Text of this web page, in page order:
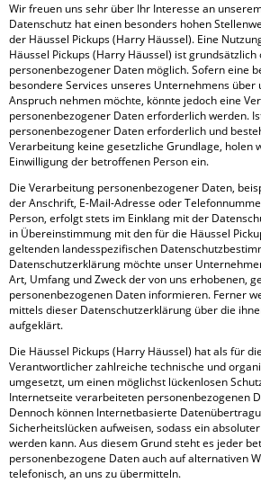
Wir freuen uns sehr über Ihr Interesse an
Datenschutz hat einen besonders hohen
der Häussel Pickups (Harry Häussel). Eine
Häussel Pickups (Harry Häussel) ist grundsätzlich
personenbezogener Daten möglich. Sofern eine
besondere Services unseres Unternehmens
Anspruch nehmen möchte, könnte jedoch eine
personenbezogener Daten erforderlich werden.
personenbezogener Daten erforderlich und
Verarbeitung keine gesetzliche Grundlage, holen
Einwilligung der betroffenen Person ein.
Die Verarbeitung personenbezogener Daten,
der Anschrift, E-Mail-Adresse oder
Person, erfolgt stets im Einklang mit der
in Übereinstimmung mit den für die Häussel
geltenden landesspezifischen
Datenschutzerklärung möchte unser
Art, Umfang und Zweck der von uns erhobenen,
personenbezogenen Daten informieren. Ferner
mittels dieser Datenschutzerklärung über die
aufgeklärt.
Die Häussel Pickups (Harry Häussel) hat als für
Verantwortlicher zahlreiche technische und
umgesetzt, um einen möglichst lückenlosen
Internetseite verarbeiteten personenbezogenen
Dennoch können Internetbasierte
Sicherheitslücken aufweisen, sodass ein
werden kann. Aus diesem Grund steht es jeder
personenbezogene Daten auch auf alternativen
telefonisch, an uns zu übermitteln.